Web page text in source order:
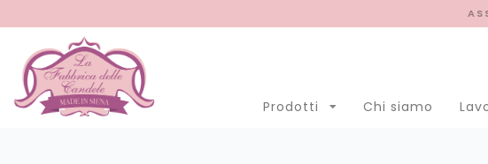
Menu
Close menu
Prodotti Chi siamo